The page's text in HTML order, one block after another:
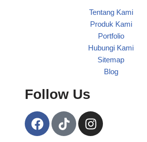
Tentang Kami
Produk Kami
Portfolio
Hubungi Kami
Sitemap
Blog
Follow Us